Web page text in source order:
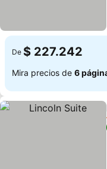
De $ 227.242
Mira precios de 6